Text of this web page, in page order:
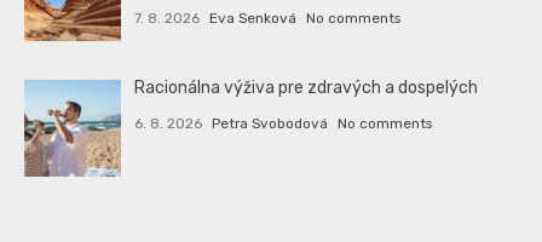
7. 8. 2026 Eva Senková No comments
Racionálna výživa pre zdravých a dospelých
6. 8. 2026 Petra Svobodová No comments